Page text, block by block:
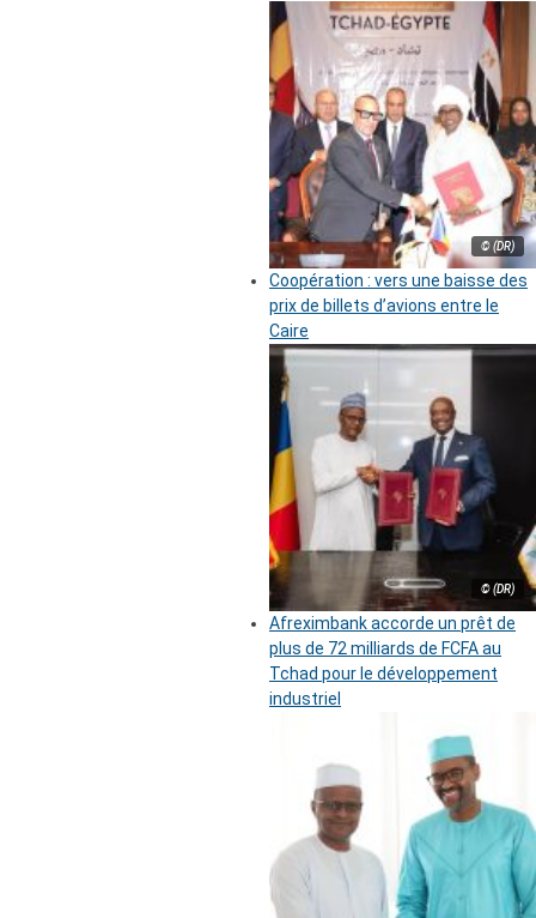
© (DR)
Coopération : vers une baisse des
prix de billets d’avions entre le
Caire
© (DR)
Afreximbank accorde un prêt de
plus de 72 milliards de FCFA au
Tchad pour le développement
industriel